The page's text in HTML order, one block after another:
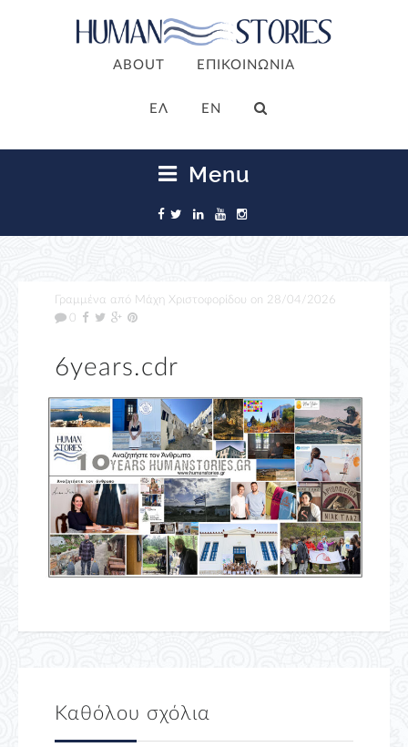
ABOUT ΕΠΙΚΟΙΝΩΝΙΑ
ΕΛ EN
Menu
Γραμμένα από Μάχη Χριστοφορίδου on 28/04/2026
0
6years.cdr
Καθόλου σχόλια